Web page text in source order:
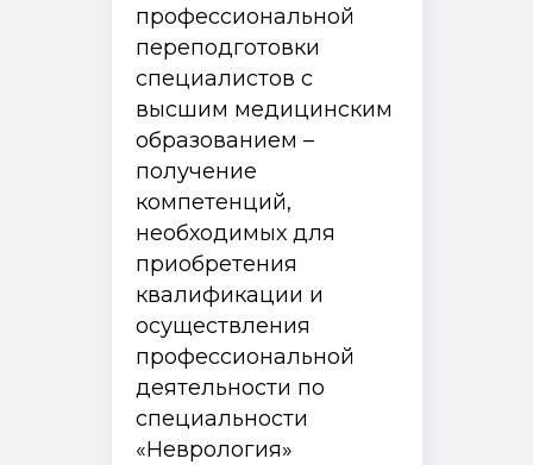
профессиональной
переподготовки
специалистов с
высшим медицинским
образованием –
получение
компетенций,
необходимых для
приобретения
квалификации и
осуществления
профессиональной
деятельности по
специальности
«Неврология»